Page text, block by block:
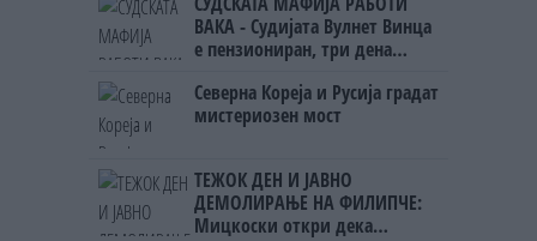
ВАКА - Судијата Вулнет Винца
е пензиониран, три дена
на бизнисменот Марковски
Северна Кореја и Русија градат
мистериозен мост
ТЕЖОК ДЕН И ЈАВНО
ДЕМОЛИРАЊЕ НА ФИЛИПЧЕ:
Мицкоски откри дека